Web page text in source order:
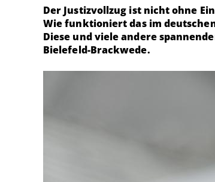
Inhalt
ausgewählten
Links
Der Justizvollzug ist nicht ohne
Wie funktioniert das im
Diese und viele andere
Bielefeld-Brackwede.